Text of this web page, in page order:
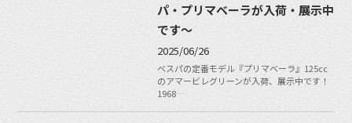
パ・プリマベーラが入荷・展示中
です〜
2025/06/26
ベスパの定番モデル『プリマベーラ』125cc
のアマービレグリーンが入荷、展示中です！
1968…